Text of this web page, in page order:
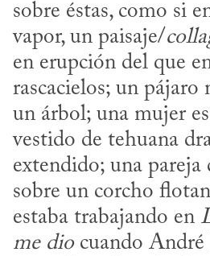
sobre éstas, como si
vapor, un paisaje/
en erupción del que
rascacielos; un pájaro
un árbol; una mujer
vestido de tehuana
extendido; una pareja
sobre un corcho
estaba trabajando en
me dio cuando André